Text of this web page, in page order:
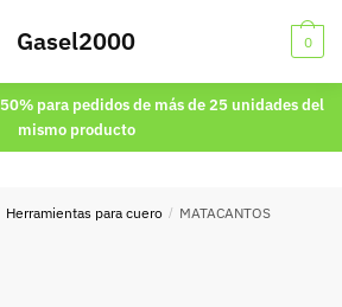
Gasel2000 0
50% para pedidos de más de 25 unidades del
mismo producto
Herramientas para cuero / MATACANTOS